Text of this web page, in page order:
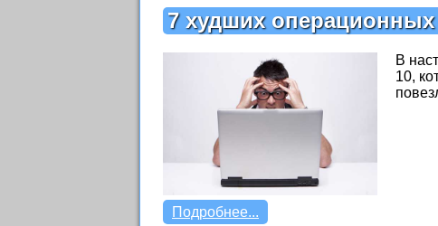
7 худших операционных
В
10,
Подробнее...